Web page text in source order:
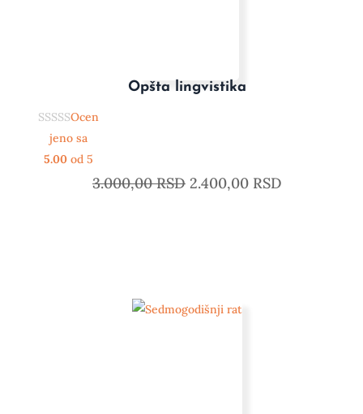
Opšta lingvistika
Ocen
jeno sa
5.00od 5
3.000,00RSD 2.400,00 RSD